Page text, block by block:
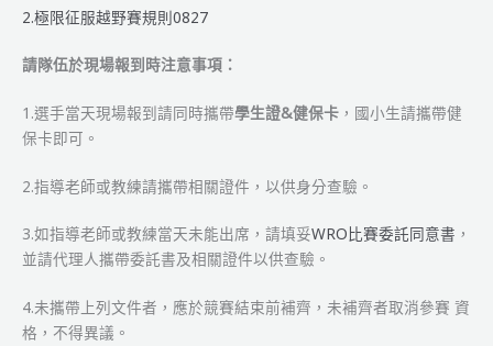
2.極限征服越野賽規則0827
請隊伍於現場報到時注意事項：
1.選手當天現場報到請同時攜帶學生證&健保卡 ，國小生請攜帶健
保卡即可。
2.指導老師或教練請攜帶相關證件，以供身分查驗。
3.如指導老師或教練當天未能出席，請填妥WRO比賽委託同意書 ，
並請代理人攜帶委託書及相關證件以供查驗。
4.未攜帶上列文件者，應於競賽結束前補齊，未補齊者取消參賽 資
格，不得異議。